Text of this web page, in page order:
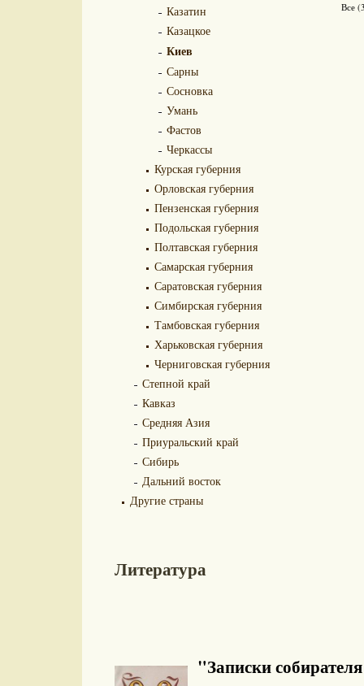
Казатин
Казацкое
Киев
Сарны
Сосновка
Умань
Фастов
Черкассы
Курская губерния
Орловская губерния
Пензенская губерния
Подольская губерния
Полтавская губерния
Самарская губерния
Саратовская губерния
Симбирская губерния
Тамбовская губерния
Харьковская губерния
Черниговская губерния
Степной край
Кавказ
Средняя Азия
Приуральский край
Сибирь
Дальний восток
Другие страны
Все
Литература
"Записки